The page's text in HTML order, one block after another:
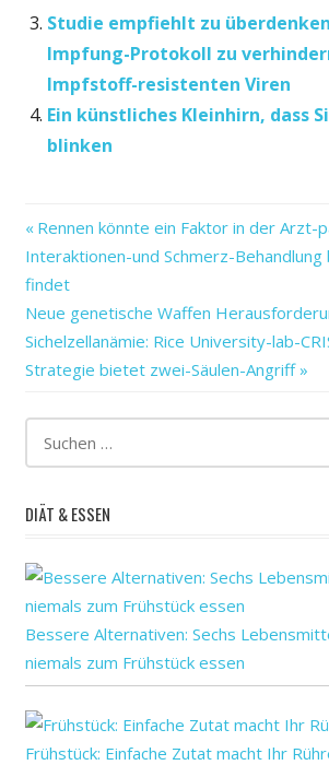
Studie empfiehlt zu
Impfung-Protokoll zu
Impfstoff-resistenten Viren
Ein künstliches Kleinhirn, dass
blinken
ein
Einschränkungen
funktionelle
Jahr
Beitragsnavigation
Vorheriger
Beitrag:
Rennen könnte ein Faktor in der Arzt-
Interaktionen-und Schmerz-
findet
Nächster
Beitrag:
Neue genetische Waffen
Sichelzellanämie: Rice University-lab-
Strategie bietet zwei-Säulen-Angriff
DIÄT & ESSEN
Bessere Alternativen: Sechs
niemals zum Frühstück essen
Frühstück: Einfache Zutat macht Ihr